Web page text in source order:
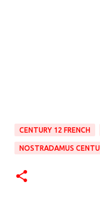
CENTURY 12 FRENCH
NOSTRADAMUS